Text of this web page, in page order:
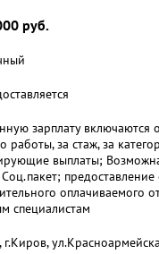
руб.
зарплату включаются
работы, за стаж, за
выплаты;
предоставление
оплачиваемого
специалистам
г.Киров,